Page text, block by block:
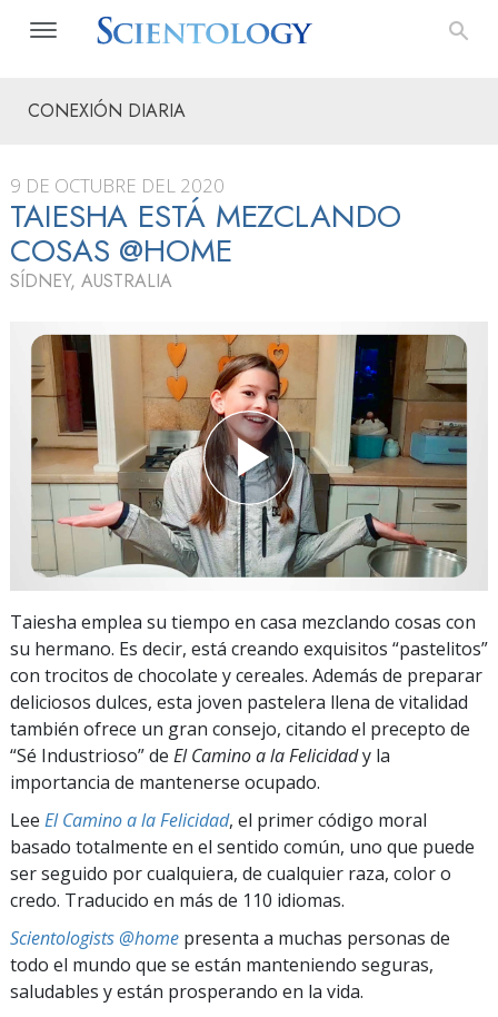
CONEXIÓN DIARIA
9 DE OCTUBRE DEL 2020
TAIESHA ESTÁ MEZCLANDO
COSAS @HOME
SÍDNEY, AUSTRALIA
Taiesha emplea su tiempo en casa mezclando cosas con
su hermano. Es decir, está creando exquisitos “pastelitos”
con trocitos de chocolate y cereales. Además de preparar
deliciosos dulces, esta joven pastelera llena de vitalidad
también ofrece un gran consejo, citando el precepto de
“Sé Industrioso” de El Camino a la Felicidady la
importancia de mantenerse ocupado.
Lee El Camino a la Felicidad, el primer código moral
basado totalmente en el sentido común, uno que puede
ser seguido por cualquiera, de cualquier raza, color o
credo. Traducido en más de 110 idiomas.
Scientologists @home presenta a muchas personas de
todo el mundo que se están manteniendo seguras,
saludables y están prosperando en la vida.